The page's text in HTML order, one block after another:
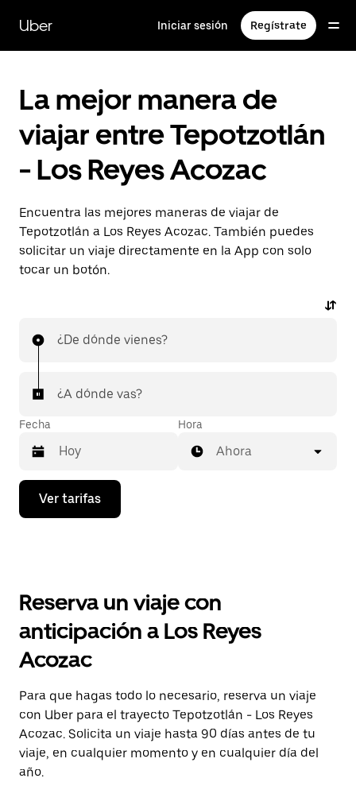
contenido
principal
Uber Iniciar sesión Regístrate
La mejor manera de
viajar entre Tepotzotlán
- Los Reyes Acozac
Encuentra las mejores maneras de viajar de
Tepotzotlán a Los Reyes Acozac. También puedes
solicitar un viaje directamente en la App con solo
tocar un botón.
¿De dónde vienes?
¿A dónde vas?
Fecha
Presiona
flecha
el
y
selecciona
una
Presiona
la
tecla Esc
para
cerrar
el
calendario.
Hora
Ahora
Ver tarifas
Reserva un viaje con
anticipación a Los Reyes
Acozac
Para que hagas todo lo necesario, reserva un viaje
con Uber para el trayecto Tepotzotlán - Los Reyes
Acozac. Solicita un viaje hasta 90 días antes de tu
viaje, en cualquier momento y en cualquier día del
año.